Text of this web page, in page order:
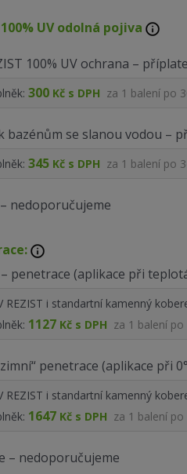
UV odolná pojiva
100% UV ochrana –
300 Kč s DPH za 1 balení po
bazénům se slanou vodou –
345 Kč s DPH za 1 balení po
nedoporučujeme
penetrace (aplikace při
REZIST i standartní kamenný
1127 Kč s DPH za 1 balení po
penetrace (aplikace při
REZIST i standartní kamenný
1647 Kč s DPH za 1 balení po
– nedoporučujeme